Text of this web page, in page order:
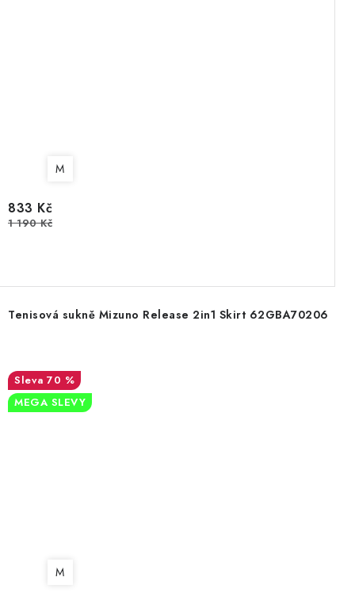
M
833 Kč
1 190 Kč
Tenisová sukně Mizuno Release 2in1 Skirt 62GBA70206
70 %
MEGA SLEVY
M